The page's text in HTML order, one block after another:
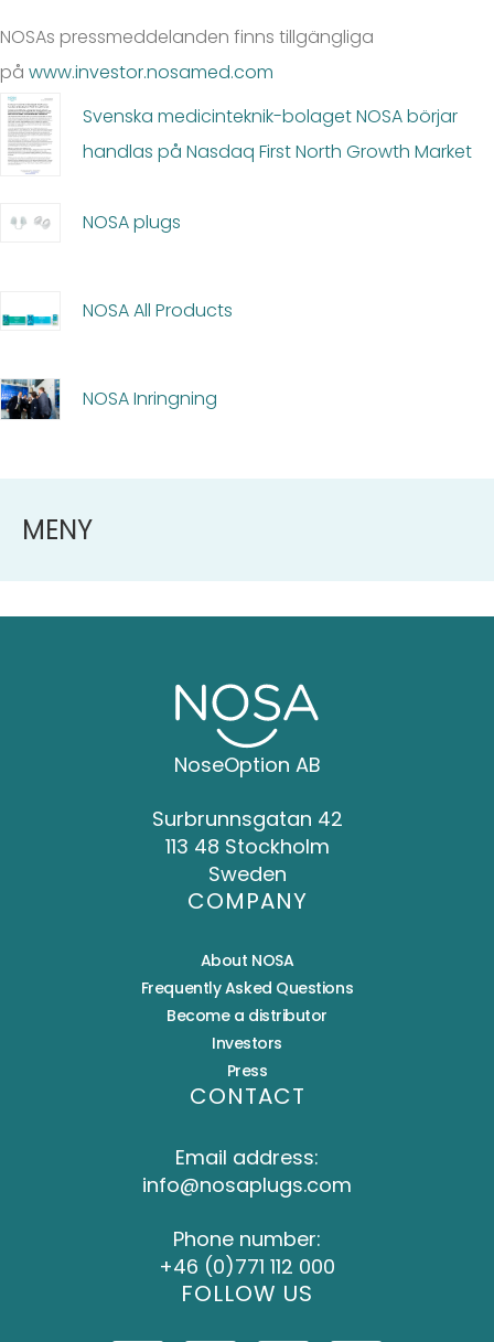
NOSAs pressmeddelanden finns tillgängliga
på www.investor.nosamed.com
Svenska medicinteknik-bolaget NOSA börjar
handlas på Nasdaq First North Growth Market
NOSA plugs
NOSA All Products
NOSA Inringning
MENY
NoseOption AB
Surbrunnsgatan 42
113 48 Stockholm
Sweden
COMPANY
About NOSA
Frequently Asked Questions
Become a distributor
Investors
Press
CONTACT
Email address:
info@nosaplugs.com
Phone number:
+46 (0)771 112 000
FOLLOW US